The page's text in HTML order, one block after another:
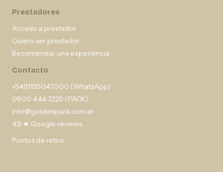
Prestadores
Acceso a prestador
Quiero ser prestador
Recomendar una experiencia
Contacto
+5491135047000 (WhatsApp)
0800 444 7225 (PACK)
info@goldenpack.com.ar
4,9 ★ Google reviews
Puntos de retiro